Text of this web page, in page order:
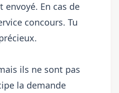
envoyé. En cas de
concours. Tu
ils ne sont pas
la demande